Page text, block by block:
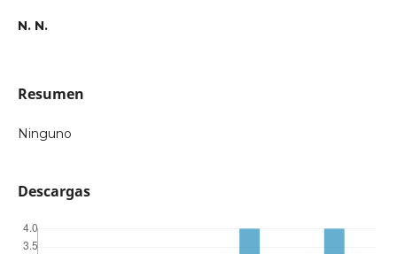
N. N.
Resumen
Ninguno
Descargas